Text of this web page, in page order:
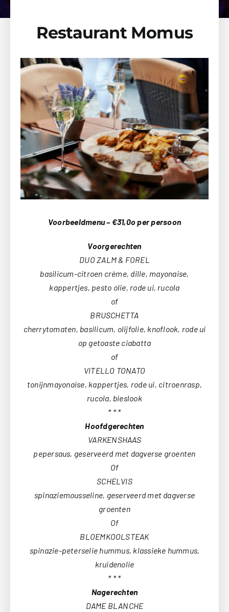
Restaurant Momus
Voorbeeldmenu – €31,0o per persoon
Voorgerechten
DUO ZALM & FOREL
basilicum-citroen crème, dille, mayonaise,
kappertjes, pesto olie, rode ui, rucola
of
BRUSCHETTA
cherrytomaten, basilicum, olijfolie, knoflook, rode ui
op getoaste ciabatta
of
VITELLO TONATO
tonijnmayonaise, kappertjes, rode ui, citroenrasp,
rucola, bieslook
* * *
Hoofdgerechten
VARKENSHAAS
pepersaus, geserveerd met dagverse groenten
Of
SCHELVIS
spinaziemousseline, geserveerd met dagverse
groenten
Of
BLOEMKOOLSTEAK
spinazie-peterselie hummus, klassieke hummus,
kruidenolie
* * *
Nagerechten
DAME BLANCHE